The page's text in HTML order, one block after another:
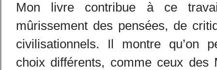
Mon livre contribue à ce
mûrissement des pensées, de
civilisationnels. Il montre qu’on
choix différents, comme ceux des